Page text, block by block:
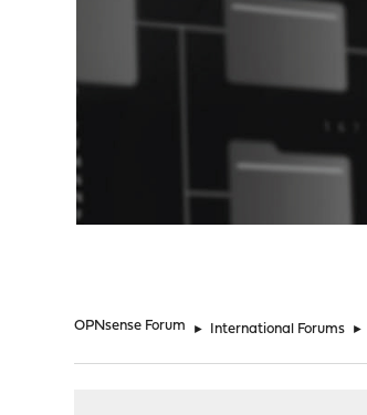
OPNsense Forum ► International Forums ►